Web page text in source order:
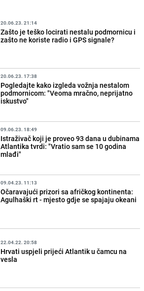
20.06.23. 21:14
Zašto je teško locirati nestalu podmornicu i
zašto ne koriste radio i GPS signale?
20.06.23. 17:38
Pogledajte kako izgleda vožnja nestalom
podmornicom: "Veoma mračno, neprijatno
iskustvo"
09.06.23. 18:49
Istraživač koji je proveo 93 dana u dubinama
Atlantika tvrdi: "Vratio sam se 10 godina
mlađi"
09.04.23. 11:13
Očaravajući prizori sa afričkog kontinenta:
Agulhaški rt - mjesto gdje se spajaju okeani
22.04.22. 20:58
Hrvati uspjeli prijeći Atlantik u čamcu na
vesla